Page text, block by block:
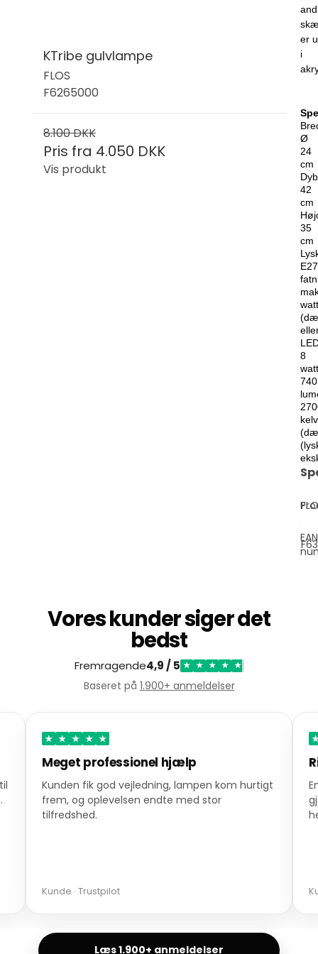
KTribe gulvlampe
FLOS
F6265000
8.100 DKK
Pris fra 4.050 DKK
Vis produkt
er
i
Ø
24
cm
42
cm
35
cm
watt
8
740
Vores kunder siger det
bedst
Fremragende4,9 / 5 ★ ★ ★ ★ ★
Baseret på 1.900+ anmeldelser
★ ★ ★ ★ ★
Meget professionel hjælp
Kunden fik god vejledning, lampen kom hurtigt
frem, og oplevelsen endte med stor
tilfredshed.
Kunde · Trustpilot
Læs 1.900+ anmeldelser